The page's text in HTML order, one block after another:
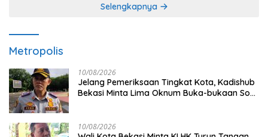
Selengkapnya
Metropolis
10/08/2026
Jelang Pemeriksaan Tingkat Kota, Kadishub
Bekasi Minta Lima Oknum Buka-bukaan Soal
10/08/2026